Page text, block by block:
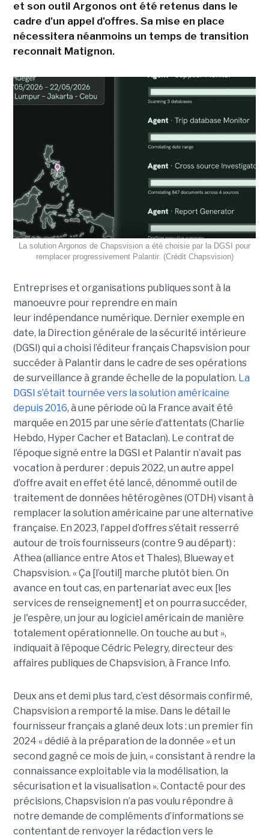
et son outil Argonos ont été retenus dans le
cadre d'un appel d'offres. Sa mise en place
nécessitera néanmoins un temps de transition
reconnait Matignon.
La solution Argonos de Chapsvision a été choisie par la DGSI pour
remplacer progressivement Palantir. (Crédit Chapsvision)
Entreprises et organisations publiques sont à la
manoeuvre pour reprendre en main
leur indépendance numérique. Dernier exemple en
date, la Direction générale de la sécurité intérieure
(DGSI) qui a choisi l’éditeur français Chapsvision pour
succéder à Palantir dans le cadre de ses opérations
de surveillance à grande échelle de la population. La
DGSI s’était tournée vers la solution américaine
depuis 2016, à une période où la France avait été
marquée en 2015 par une série d’attentats (Charlie
Hebdo, Hyper Cacher et Bataclan). Le contrat de
l’époque signé entre la DGSI et Palantir n’avait pas
vocation à perdurer : depuis 2022, un autre appel
d’offre avait en effet été lancé, dénommé outil de
traitement de données hétérogènes (OTDH) visant à
remplacer la solution américaine par une alternative
française. En 2023, l’appel d’offres s’était resserré
autour de trois fournisseurs (contre 9 au départ) :
Athea (alliance entre Atos et Thales), Blueway et
Chapsvision. « Ça [l’outil] marche plutôt bien. On
avance en tout cas, en partenariat avec eux [les
services de renseignement] et on pourra succéder,
je l'espère, un jour au logiciel américain de manière
totalement opérationnelle. On touche au but »,
indiquait à l’époque Cédric Pelegry, directeur des
affaires publiques de Chapsvision, à France Info.
Deux ans et demi plus tard, c’est désormais confirmé,
Chapsvision a remporté la mise. Dans le détail le
fournisseur français a glané deux lots : un premier fin
2024 « dédié à la préparation de la donnée » et un
second gagné ce mois de juin, « consistant à rendre la
connaissance exploitable via la modélisation, la
sécurisation et la visualisation ». Contacté pour des
précisions, Chapsvision n’a pas voulu répondre à
notre demande de compléments d’informations se
contentant de renvoyer la rédaction vers le